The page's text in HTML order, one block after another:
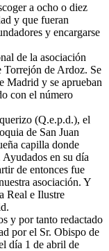
a ocho o diez
y que fueran
y encargarse
de la asociación
Torrejón de Ardoz. Se
Madrid y se aprueban
con el número
(Q.e.p.d.), el
de San Juan
capilla donde
en su día
de entonces fue
asociación. Y
Real e Ilustre
y por tanto redactado
por el Sr. Obispo de
día 1 de abril de